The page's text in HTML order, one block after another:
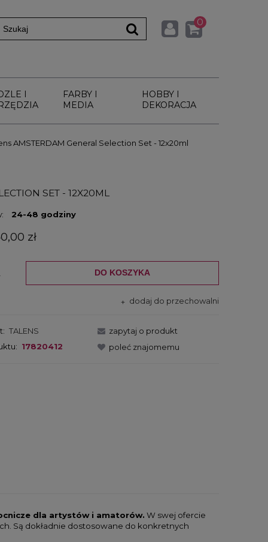
0
I
FARBY I
MEDIA
HOBBY I
DEKORACJA
AMSTERDAM General Selection Set - 12x20ml
SET - 12X20ML
24-48 godziny
zł
DO KOSZYKA
dodaj do przechowalni
TALENS
17820412
zapytaj o produkt
poleć znajomemu
dla artystów i amatorów. W swej ofercie
Są dokładnie dostosowane do konkretnych